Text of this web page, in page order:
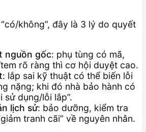
không”, đây là 3 lý do quyết
nguồn gốc: phụ tùng có mã,
rõ ràng thì cơ hội duyệt cao.
: lắp sai kỹ thuật có thể biến lỗi
nặng; khi đó nhà bảo hành có
sử dụng/lỗi lắp”.
lịch sử: bảo dưỡng, kiểm tra
tranh cãi” về nguyên nhân.